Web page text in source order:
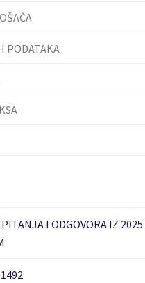
PODATAKA
I ODGOVORA IZ 2025.